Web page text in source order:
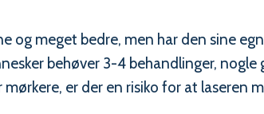
og meget bedre, men har den sine
behøver 3-4 behandlinger,
er der en risiko for at laseren